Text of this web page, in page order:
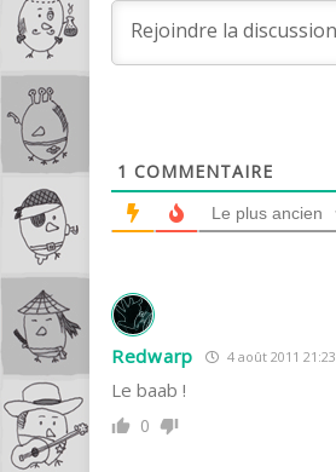
1 COMMENTAIRE
Le plus ancien
Redwarp 4 août 2011 21:23
Le baab !
0